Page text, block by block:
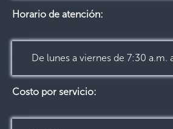
Horario de atención:
De lunes a viernes de 7:30 a.m.
Costo por servicio: